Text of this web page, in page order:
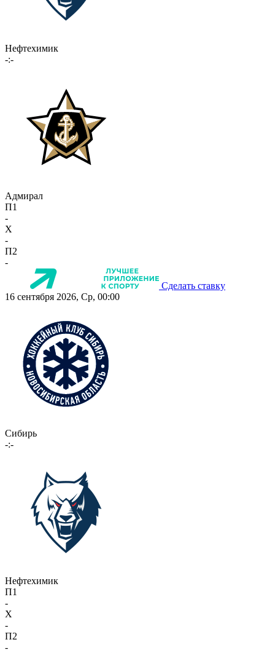
Нефтехимик
-:-
Адмирал
П1
-
X
-
П2
-
Сделать ставку
16 сентября 2026, Ср, 00:00
Сибирь
-:-
Нефтехимик
П1
-
X
-
П2
-